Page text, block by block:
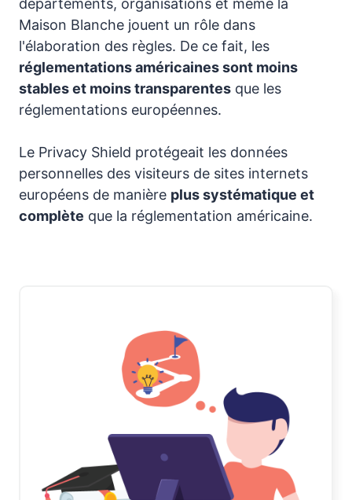
départements, organisations et même la
Maison Blanche jouent un rôle dans
l'élaboration des règles. De ce fait, les
réglementations américaines sont moins
stables et moins transparentes que les
réglementations européennes.
Le Privacy Shield protégeait les données
personnelles des visiteurs de sites internets
européens de manière plus systématique et
complète que la réglementation américaine.